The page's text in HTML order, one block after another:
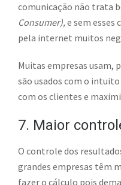
comunicação não trata
Consumer),e sem esses
pela internet muitos
Muitas empresas usam,
são usados com o
com os clientes e
7. Maior
O controle dos
grandes empresas têm
fazer o cálculo pois